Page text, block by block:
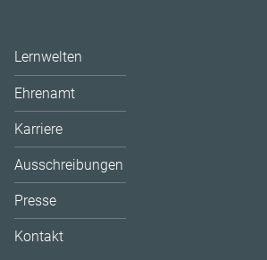
Lernwelten
Ehrenamt
Karriere
Ausschreibungen
Presse
Kontakt